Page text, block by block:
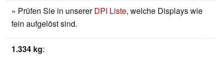
» Prüfen Sie in unsererDPI Liste, welche Displays wie
fein aufgelöst sind.
1.334 kg: